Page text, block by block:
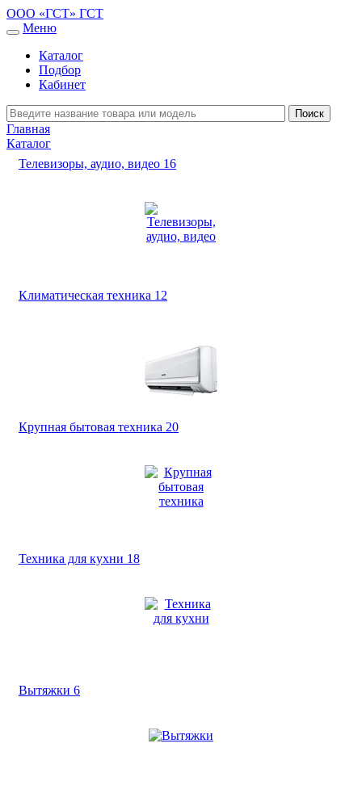
ООО «ГСТ» ГСТ
Меню
Каталог
Подбор
Кабинет
Главная
Каталог
Телевизоры, аудио, видео 16
Климатическая техника 12
Крупная бытовая техника 20
Техника для кухни 18
Вытяжки 6